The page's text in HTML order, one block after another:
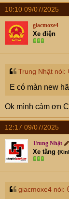
e
a
d
s
t
t
r
y
10:10 09/07/2025
giacmoxe4
Xe điện
Trung Nhật nói:
E có màn new
Ok mình cảm ơn
12:17 09/07/2025
Trung Nhật
Xe tăng
giacmoxe4 nói: